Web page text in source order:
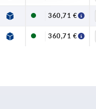
26,5 11
360,71 €
26,5 11
360,71 €